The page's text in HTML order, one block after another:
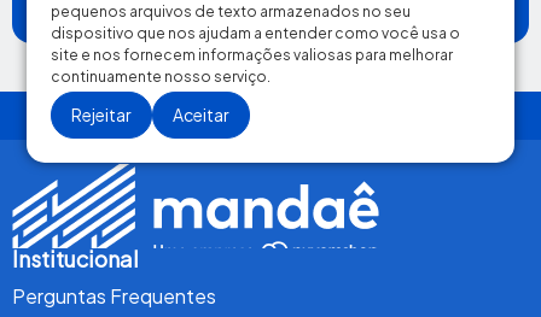
Institucional
Perguntas Frequentes
pequenos arquivos de texto armazenados no seu
dispositivo que nos ajudam a entender como você usa o
site e nos fornecem informações valiosas para melhorar
continuamente nosso serviço.
Rejeitar Aceitar